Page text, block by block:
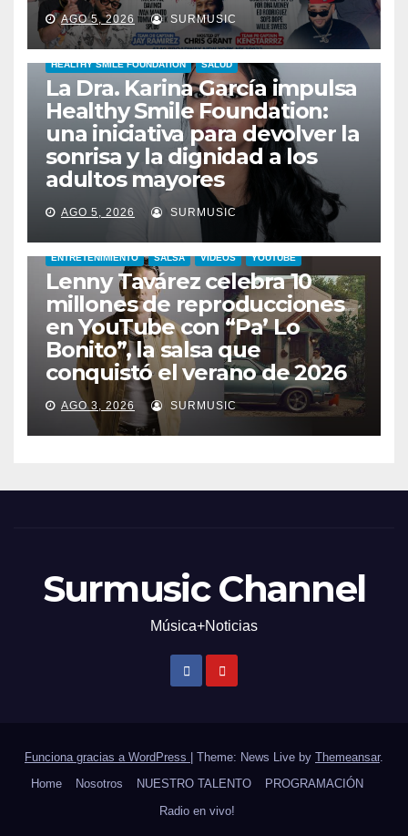
AGO 5, 2026 SURMUSIC
HEALTHY SMILE FOUNDATION SALUD
La Dra. Karina García impulsa
Healthy Smile Foundation:
una iniciativa para devolver la
sonrisa y la dignidad a los
adultos mayores
AGO 5, 2026 SURMUSIC
ENTRETENIMIENTO SALSA VIDEOS YOUTUBE
Lenny Tavárez celebra 10
millones de reproducciones
en YouTube con “Pa’ Lo
Bonito”, la salsa que
conquistó el verano de 2026
AGO 3, 2026 SURMUSIC
Surmusic Channel
Música+Noticias
Funciona gracias a WordPress Theme: News Live by Themeansar.
Home
Nosotros NUESTRO TALENTO
PROGRAMACIÓN
Radio en vivo!